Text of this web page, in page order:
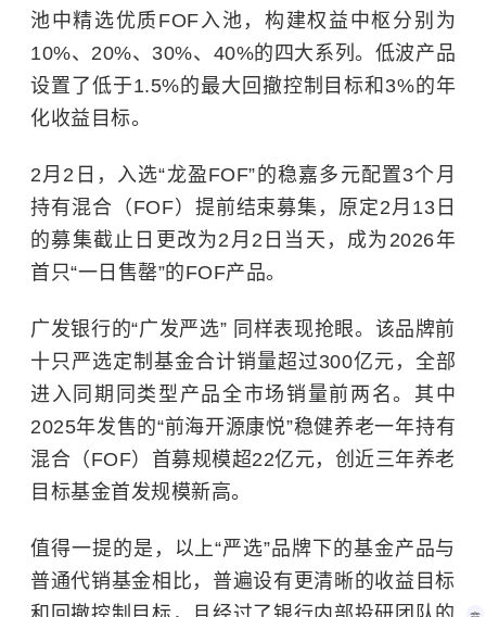
池中精选优质FOF入池，构建权益中枢分别为
10%、20%、30%、40%的四大系列。低波产品
设置了低于1.5%的最大回撤控制目标和3%的年
化收益目标。
2月2日，入选“龙盈FOF”的稳嘉多元配置3个月
持有混合（FOF）提前结束募集，原定2月13日
的募集截止日更改为2月2日当天，成为2026年
首只“一日售罄”的FOF产品。
广发银行的“广发严选” 同样表现抢眼。该品牌前
十只严选定制基金合计销量超过300亿元，全部
进入同期同类型产品全市场销量前两名。其中
2025年发售的“前海开源康悦”稳健养老一年持有
混合（FOF）首募规模超22亿元，创近三年养老
目标基金首发规模新高。
值得一提的是，以上“严选”品牌下的基金产品与
普通代销基金相比，普遍设有更清晰的收益目标